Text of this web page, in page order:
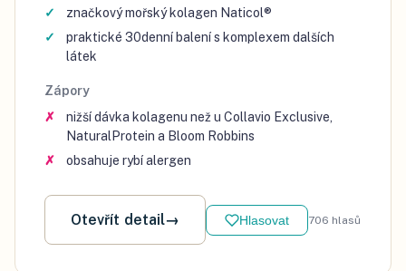
značkový mořský kolagen Naticol®
praktické 30denní balení s komplexem dalších
látek
Zápory
nižší dávka kolagenu než u Collavio Exclusive,
NaturalProtein a Bloom Robbins
obsahuje rybí alergen
Otevřít detail→ Hlasovat 706 hlasů